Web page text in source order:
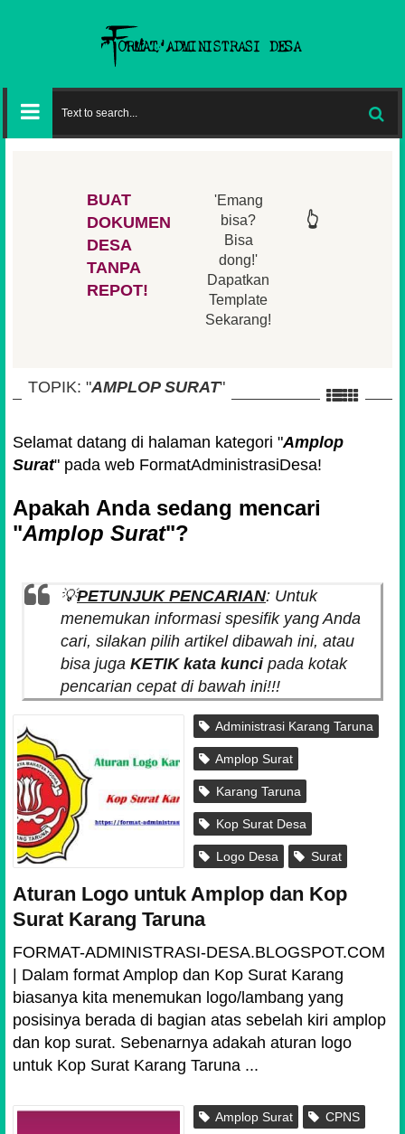
BUAT
DOKUMEN
DESA
TANPA
REPOT!
'Emang
bisa?
Bisa
dong!'
Dapatkan
Template
Sekarang!
👆
TOPIK: "AMPLOP SURAT"
Selamat datang di halaman kategori "Amplop
Surat" pada web FormatAdministrasiDesa!
Apakah Anda sedang mencari
"Amplop Surat"?
💡PETUNJUK PENCARIAN: Untuk
menemukan informasi spesifik yang Anda
cari, silakan pilih artikel dibawah ini, atau
bisa juga KETIK kata kuncipada kotak
pencarian cepat di bawah ini!!!
Administrasi Karang Taruna
Amplop Surat
Karang Taruna
Kop Surat Desa
Logo Desa Surat
Aturan Logo untuk Amplop dan Kop
Surat Karang Taruna
FORMAT-ADMINISTRASI-DESA.BLOGSPOT.COM
| Dalam format Amplop dan Kop Surat Karang
biasanya kita menemukan logo/lambang yang
posisinya berada di bagian atas sebelah kiri amplop
dan kop surat. Sebenarnya adakah aturan logo
untuk Kop Surat Karang Taruna ...
Amplop Surat CPNS